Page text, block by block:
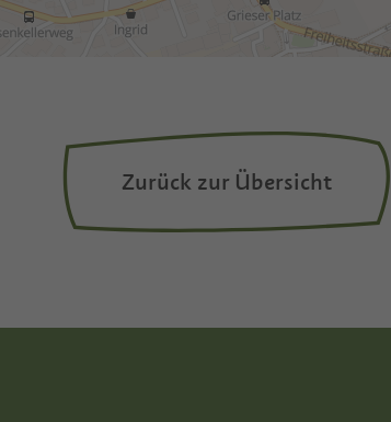
Zurück zur Übersicht